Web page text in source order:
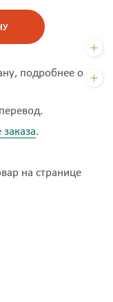
подробнее о
.
на странице